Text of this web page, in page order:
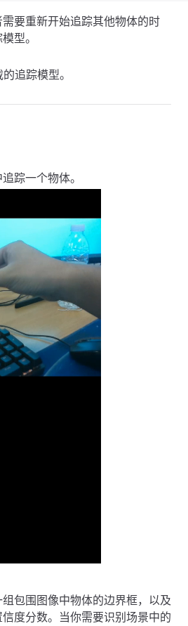
要重新开始追踪其他物体的时
型。
追踪模型。
踪一个物体。
包围图像中物体的边界框，以及
度分数。当你需要识别场景中的